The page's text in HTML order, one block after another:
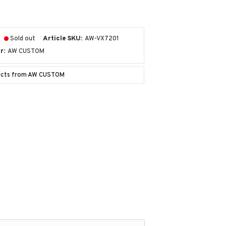
Sold out Article SKU AW-VX7201
AW CUSTOM
from AW CUSTOM